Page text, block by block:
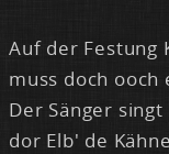
Auf der Fes­tung
muss doch ooch
Der Sän­ger
dor Elb' de